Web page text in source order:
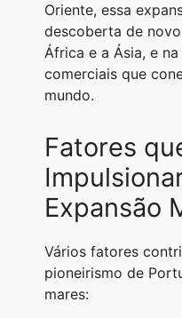
Oriente, essa
descoberta de
África e a Ásia, e
comerciais que
mundo.
Fatores
Expansão
Vários fatores
pioneirismo de
mares: